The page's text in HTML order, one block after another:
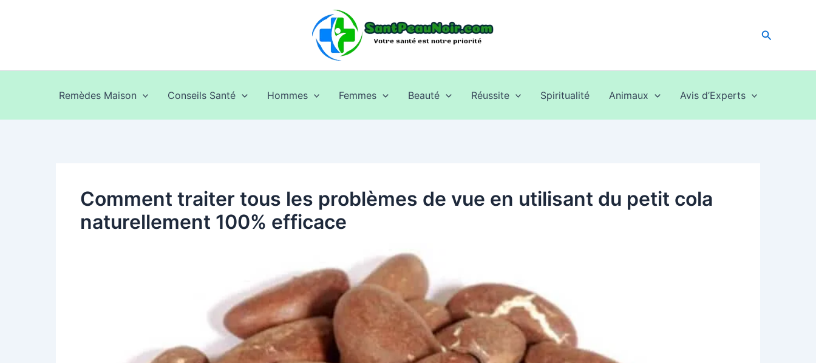
Remèdes Maison Conseils Santé Hommes Femmes Beauté Réussite Spiritualité Animaux Avis d’Experts
Comment traiter tous les problèmes de vue en utilisant du petit cola
naturellement 100% efficace